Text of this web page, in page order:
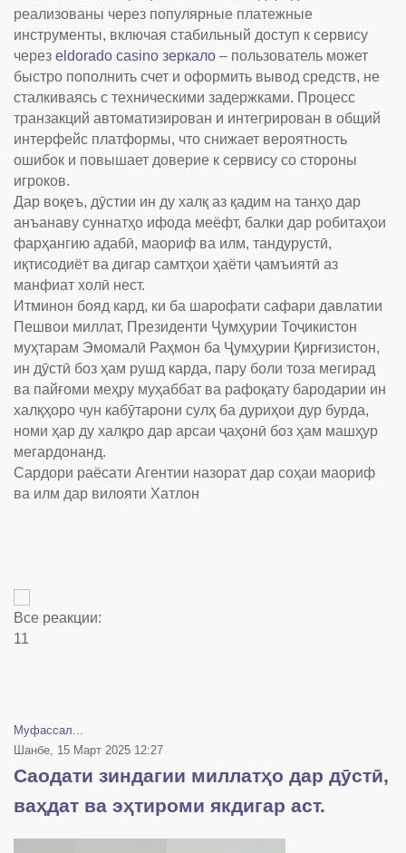
реализованы через популярные платежные
инструменты, включая стабильный доступ к сервису
через eldorado casino зеркало – пользователь может
быстро пополнить счет и оформить вывод средств, не
сталкиваясь с техническими задержками. Процесс
транзакций автоматизирован и интегрирован в общий
интерфейс платформы, что снижает вероятность
ошибок и повышает доверие к сервису со стороны
игроков.
Дар воқеъ, дӯстии ин ду халқ аз қадим на танҳо дар
анъанаву суннатҳо ифода меёфт, балки дар робитаҳои
фарҳангию адабӣ, маориф ва илм, тандурустӣ,
иқтисодиёт ва дигар самтҳои ҳаёти ҷамъиятӣ аз
манфиат холӣ нест.
Итминон бояд кард, ки ба шарофати сафари давлатии
Пешвои миллат, Президенти Ҷумҳурии Тоҷикистон
муҳтарам Эмомалӣ Раҳмон ба Ҷумҳурии Қирғизистон,
ин дӯстӣ боз ҳам рушд карда, пару боли тоза мегирад
ва пайғоми меҳру муҳаббат ва рафоқату бародарии ин
халқҳоро чун кабӯтарони сулҳ ба дуриҳои дур бурда,
номи ҳар ду халқро дар арсаи ҷаҳонӣ боз ҳам машҳур
мегардонанд.
Сардори раёсати Агентии назорат дар соҳаи маориф
ва илм дар вилояти Хатлон
Все реакции:
11
Муфассал...
Шанбе, 15 Март 2025 12:27
Саодати зиндагии миллатҳо дар дӯстӣ,
ваҳдат ва эҳтироми якдигар аст.